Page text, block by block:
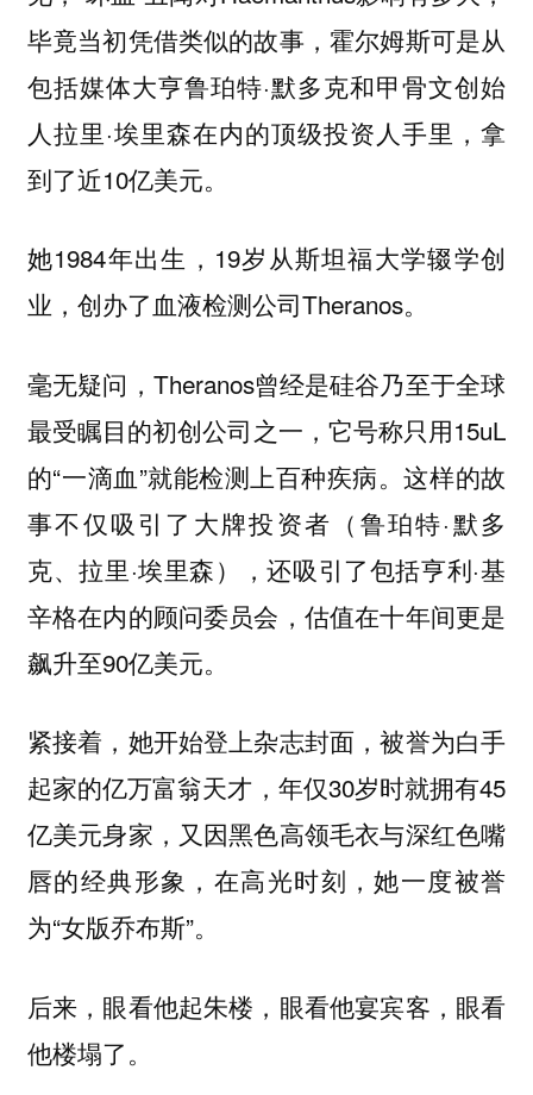
毕竟当初凭借类似的故事，霍尔姆斯可是从
包括媒体大亨鲁珀特·默多克和甲骨文创始
人拉里·埃里森在内的顶级投资人手里，拿
到了近10亿美元。
她1984年出生，19岁从斯坦福大学辍学创
业，创办了血液检测公司Theranos。
毫无疑问，Theranos曾经是硅谷乃至于全球
最受瞩目的初创公司之一，它号称只用15uL
的“一滴血”就能检测上百种疾病。这样的故
事不仅吸引了大牌投资者（鲁珀特·默多
克、拉里·埃里森），还吸引了包括亨利·基
辛格在内的顾问委员会，估值在十年间更是
飙升至90亿美元。
紧接着，她开始登上杂志封面，被誉为白手
起家的亿万富翁天才，年仅30岁时就拥有45
亿美元身家，又因黑色高领毛衣与深红色嘴
唇的经典形象，在高光时刻，她一度被誉
为“女版乔布斯”。
后来，眼看他起朱楼，眼看他宴宾客，眼看
他楼塌了。